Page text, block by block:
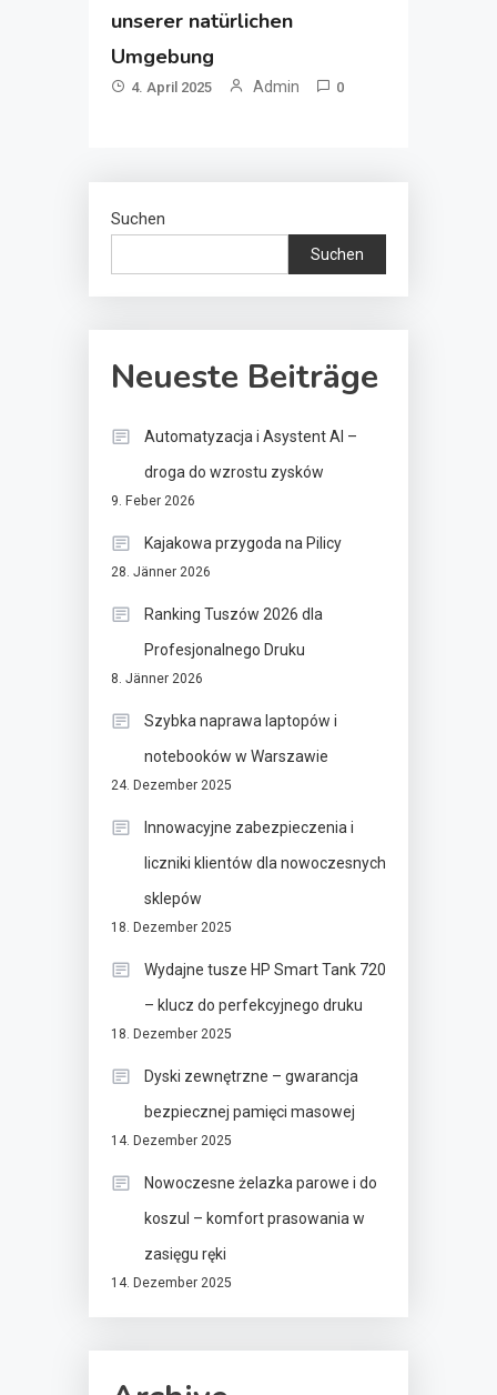
unserer natürlichen
Umgebung
4. April 2025 Admin 0
Suchen
Suchen
Neueste Beiträge
Automatyzacja i Asystent AI –
droga do wzrostu zysków
9. Feber 2026
Kajakowa przygoda na Pilicy
28. Jänner 2026
Ranking Tuszów 2026 dla
Profesjonalnego Druku
8. Jänner 2026
Szybka naprawa laptopów i
notebooków w Warszawie
24. Dezember 2025
Innowacyjne zabezpieczenia i
liczniki klientów dla nowoczesnych
sklepów
18. Dezember 2025
Wydajne tusze HP Smart Tank 720
– klucz do perfekcyjnego druku
18. Dezember 2025
Dyski zewnętrzne – gwarancja
bezpiecznej pamięci masowej
14. Dezember 2025
Nowoczesne żelazka parowe i do
koszul – komfort prasowania w
zasięgu ręki
14. Dezember 2025